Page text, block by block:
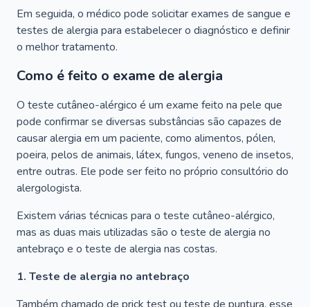
Em seguida, o médico pode solicitar exames de sangue e
testes de alergia para estabelecer o diagnóstico e definir
o melhor tratamento.
Como é feito o exame de alergia
O teste cutâneo-alérgico é um exame feito na pele que
pode confirmar se diversas substâncias são capazes de
causar alergia em um paciente, como alimentos, pólen,
poeira, pelos de animais, látex, fungos, veneno de insetos,
entre outras. Ele pode ser feito no próprio consultório do
alergologista.
Existem várias técnicas para o teste cutâneo-alérgico,
mas as duas mais utilizadas são o teste de alergia no
antebraço e o teste de alergia nas costas.
1. Teste de alergia no antebraço